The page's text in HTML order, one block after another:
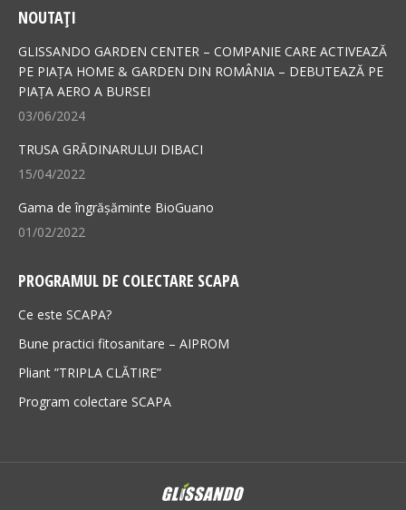
opens
in
new
window
opens
in
new
window
NOUTAȚI
GLISSANDO GARDEN CENTER – COMPANIE CARE ACTIVEAZĂ
PE PIAȚA HOME & GARDEN DIN ROMÂNIA – DEBUTEAZĂ PE
PIAȚA AERO A BURSEI
03/06/2024
TRUSA GRĂDINARULUI DIBACI
15/04/2022
Gama de îngrășăminte BioGuano
01/02/2022
PROGRAMUL DE COLECTARE SCAPA
Ce este SCAPA?
Bune practici fitosanitare – AIPROM
Pliant ”TRIPLA CLĂTIRE”
Program colectare SCAPA